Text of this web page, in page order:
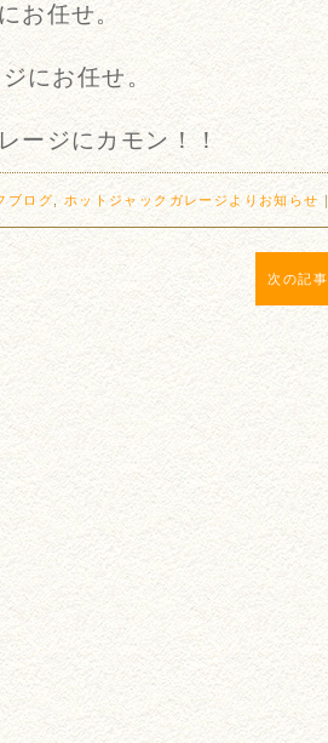
お任せ。
にお任せ。
ージにカモン！！
ブログ ホットジャックガレージよりお知らせ ｜
次の記事